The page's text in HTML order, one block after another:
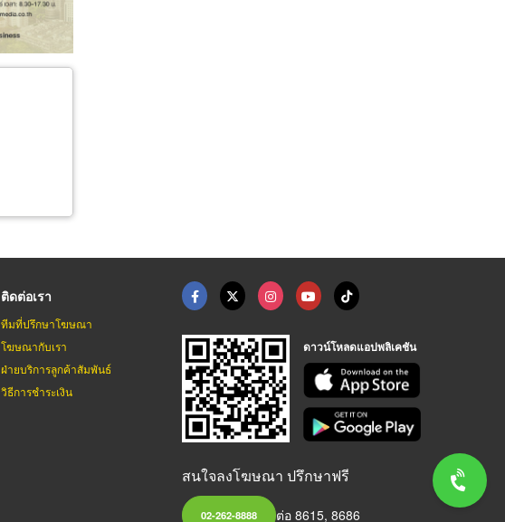
ติดต่อเรา
ทีมที่ปรึกษาโฆษณา
โฆษณากับเรา
ฝ่ายบริการลูกค้าสัมพันธ์
วิธีการชำระเงิน
ดาวน์โหลดแอปพลิเคชัน
สนใจลงโฆษณา ปรึกษาฟรี
02-262-8888 ต่อ 8615, 8686